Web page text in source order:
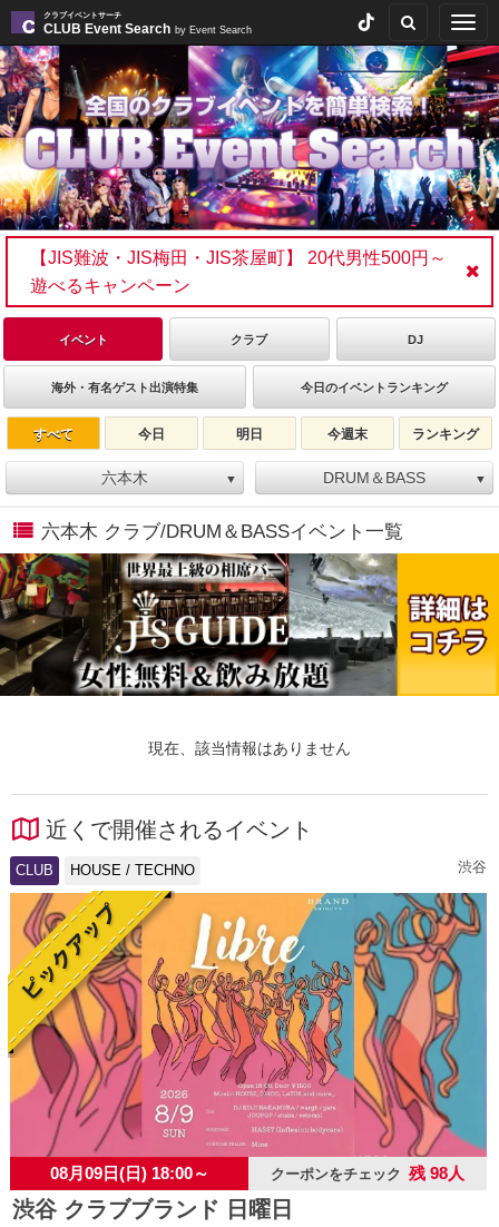
クラブイベントサーチ
CLUB Event Search by Event Search
【JIS難波・JIS梅田・JIS茶屋町】 20代男性500円～
遊べるキャンペーン
イベント クラブ DJ
海外・有名ゲスト出演特集 今日のイベントランキング
すべて 今日 明日 今週末 ランキング
六本木 ▼ DRUM＆BASS ▼
六本木 クラブ/DRUM＆BASSイベント一覧
現在、該当情報はありません
近くで開催されるイベント
CLUB HOUSE / TECHNO 渋谷
08月09日(日) 18:00～ クーポンをチェック 残 98人
渋谷 クラブブランド 日曜日